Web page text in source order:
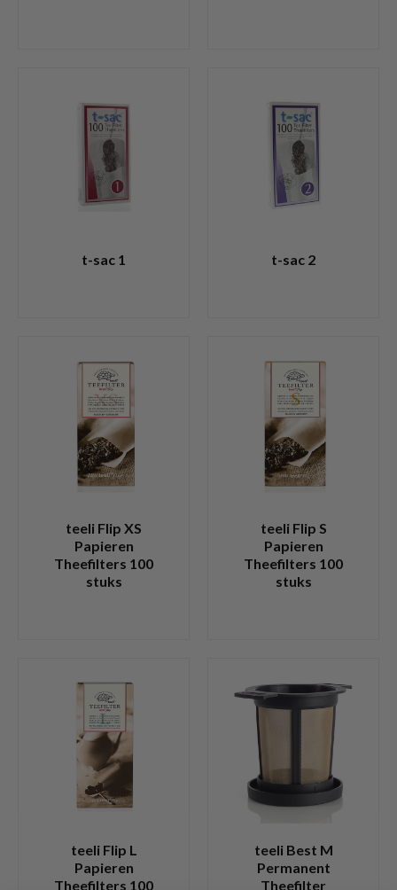
t-sac 1 t-sac 2
teeli Flip XS
Papieren
Theefilters 100
stuks
teeli Flip S
Papieren
Theefilters 100
stuks
teeli Flip L
Papieren
Theefilters 100
teeli Best M
Permanent
Theefilter